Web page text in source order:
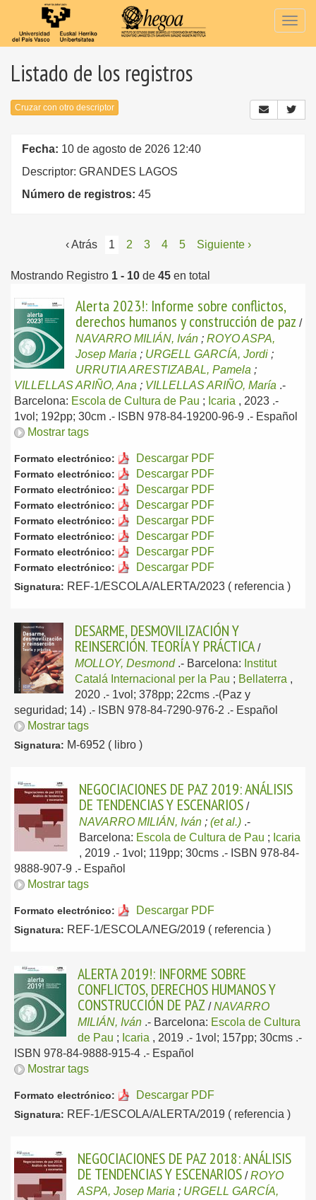
Listado de los registros
Cruzar con otro descriptor
Fecha: 10 de agosto de 2026 12:40
Descriptor: GRANDES LAGOS
Número de registros: 45
‹ Atrás 1 2 3 4 5 Siguiente ›
Mostrando Registro 1 - 10 de 45 en total
Alerta 2023!: Informe sobre conflictos,
derechos humanos y construcción de paz /
NAVARRO MILIÁN, Iván ; ROYO ASPA,
Josep Maria ; URGELL GARCÍA, Jordi ;
URRUTIA ARESTIZABAL, Pamela ;
VILLELLAS ARIÑO, Ana ; VILLELLAS ARIÑO, María .-
Barcelona: Escola de Cultura de Pau ; Icaria , 2023 .-
1vol; 192pp; 30cm .- ISBN 978-84-19200-96-9 .- Español
Mostrar tags
Formato electrónico: Descargar PDF
Formato electrónico: Descargar PDF
Formato electrónico: Descargar PDF
Formato electrónico: Descargar PDF
Formato electrónico: Descargar PDF
Formato electrónico: Descargar PDF
Formato electrónico: Descargar PDF
Formato electrónico: Descargar PDF
Signatura: REF-1/ESCOLA/ALERTA/2023 ( referencia )
DESARME, DESMOVILIZACIÓN Y
REINSERCIÓN. TEORÍA Y PRÁCTICA /
MOLLOY, Desmond .- Barcelona: Institut
Catalá Internacional per la Pau ; Bellaterra ,
2020 .- 1vol; 378pp; 22cms .-(Paz y
seguridad; 14) .- ISBN 978-84-7290-976-2 .- Español
Mostrar tags
Signatura: M-6952 ( libro )
NEGOCIACIONES DE PAZ 2019: ANÁLISIS
DE TENDENCIAS Y ESCENARIOS /
NAVARRO MILIÁN, Iván ; (et al.) .-
Barcelona: Escola de Cultura de Pau ; Icaria
, 2019 .- 1vol; 119pp; 30cms .- ISBN 978-84-
9888-907-9 .- Español
Mostrar tags
Formato electrónico: Descargar PDF
Signatura: REF-1/ESCOLA/NEG/2019 ( referencia )
ALERTA 2019!: INFORME SOBRE
CONFLICTOS, DERECHOS HUMANOS Y
CONSTRUCCIÓN DE PAZ /NAVARRO
MILIÁN, Iván .- Barcelona: Escola de Cultura
de Pau ; Icaria , 2019 .- 1vol; 157pp; 30cms .-
ISBN 978-84-9888-915-4 .- Español
Mostrar tags
Formato electrónico: Descargar PDF
Signatura: REF-1/ESCOLA/ALERTA/2019 ( referencia )
NEGOCIACIONES DE PAZ 2018: ANÁLISIS
DE TENDENCIAS Y ESCENARIOS /ROYO
ASPA, Josep Maria ; URGELL GARCÍA,